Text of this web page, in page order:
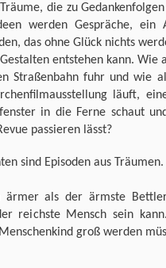
die zu
werden Gespräche, ein
das ohne Glück nichts
entstehen kann. Wie
Straßenbahn fuhr und wie
läuft,
in die Ferne schaut
passieren lässt?
sind Episoden aus Träumen.
ärmer als der ärmste
reichste Mensch sein
groß werden